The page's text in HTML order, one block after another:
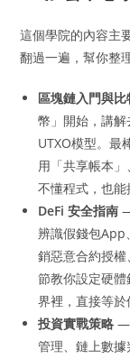
這個學院的內容主
翻過一遍，幫你整
區塊鏈入門與
幣」開始，講解
UTXO模型。最
用「共享帳本
不懂程式，也能
DeFi 安全指南
辨識假錢包App
銷惡意合約授
節教你設定硬
界裡，直接等於
投資實戰策略 —
管理、鏈上數